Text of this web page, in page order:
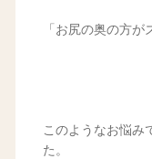
「お尻の奥の方が
このようなお悩み
た。